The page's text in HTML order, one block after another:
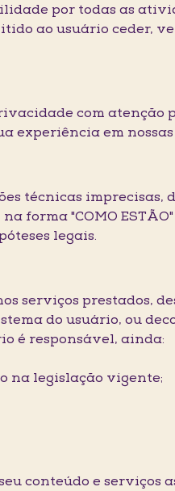
por todas as
ao usuário ceder,
com atenção
experiência em
técnicas imprecisas,
forma "COMO
legais.
serviços prestados,
do usuário, ou
é responsável, ainda:
na legislação vigente;
conteúdo e serviços